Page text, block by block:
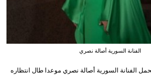
الفنانة السورية أصالة نصري
الفنانة السورية أصالة نصري موعدا طال انتظاره